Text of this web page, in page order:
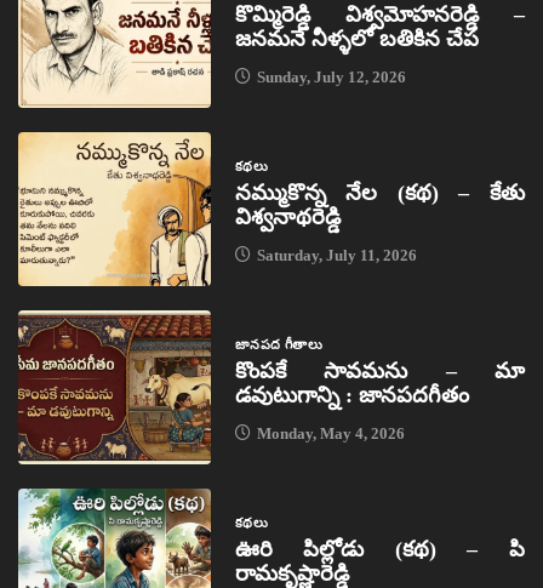
కొమ్మిరెడ్డి విశ్వమోహనరెడ్డి –
జనమనే నీళ్ళలో బతికిన చేప
Sunday, July 12, 2026
కథలు
నమ్ముకొన్న నేల (కథ) – కేతు
విశ్వనాథరెడ్డి
Saturday, July 11, 2026
జానపద గీతాలు
కొంపకే సావమను – మా
డవుటుగాన్ని : జానపదగీతం
Monday, May 4, 2026
కథలు
ఊరి పిల్లోడు (కథ) – పి
రామకృష్ణారెడ్డి